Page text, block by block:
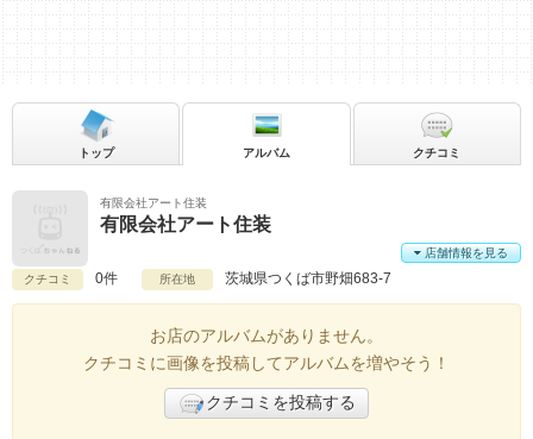
有限会社アート住装
有限会社アート住装
クチコミ 0件 所在地 茨城県つくば市野畑683-7
店舗情報を見る
トップ アルバム クチコミ
お店のアルバムがありません。
クチコミに画像を投稿してアルバムを増やそう！
クチコミを投稿する